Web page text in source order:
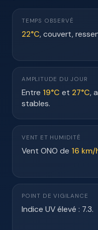
TEMPS OBSERVÉ
22°C, couvert,
AMPLITUDE DU JOUR
Entre 19°C et 27°C,
stables.
VENT ET HUMIDITÉ
Vent ONO de 16 km/
POINT DE VIGILANCE
Indice UV élevé : 7.3.